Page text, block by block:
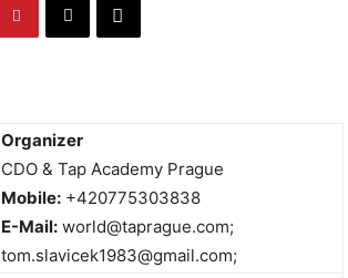
Organizer
CDO & Tap Academy Prague
Mobile: +420775303838
E-Mail: world@taprague.com;
tom.slavicek1983@gmail.com;